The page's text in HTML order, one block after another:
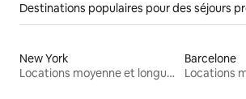
Destinations populaires pour des séjours
New York
Locations moyenne et longue durée
Barcelone